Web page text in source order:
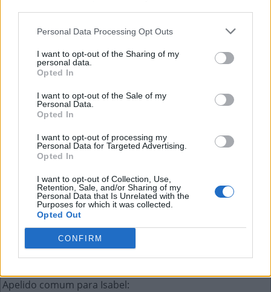
Personal Data Processing Opt Outs
I want to opt-out of the Sharing of my
personal data.
Opted In
I want to opt-out of the Sale of my
Personal Data.
Opted In
I want to opt-out of processing my
Personal Data for Targeted Advertising.
Opted In
I want to opt-out of Collection, Use,
Retention, Sale, and/or Sharing of my
Personal Data that Is Unrelated with the
Purposes for which it was collected.
Opted Out
CONFIRM
A
R A N H
A
Check-__, ato de sair do quarto de hotel (ing.)
U
T
A N T O
Tradução de knife para o português:
A C
A
Maior estado dos EUA em extensão:
L A S C
A
Anagrama de honras:
S
O N H A
R
Apelido comum para Isabel: